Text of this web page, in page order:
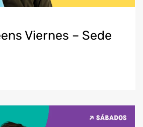
Viernes – Sede